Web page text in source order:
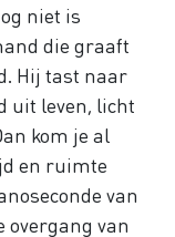
niet is
die graaft
Hij tast naar
uit leven, licht
kom je al
en ruimte
van
overgang van